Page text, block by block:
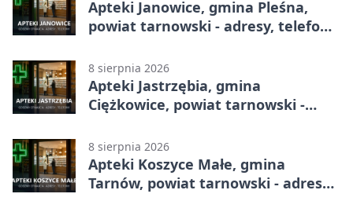
Apteki Janowice, gmina Pleśna,
powiat tarnowski - adresy, telefony,
8 sierpnia 2026
Apteki Jastrzębia, gmina
Ciężkowice, powiat tarnowski -
8 sierpnia 2026
Apteki Koszyce Małe, gmina
Tarnów, powiat tarnowski - adresy,